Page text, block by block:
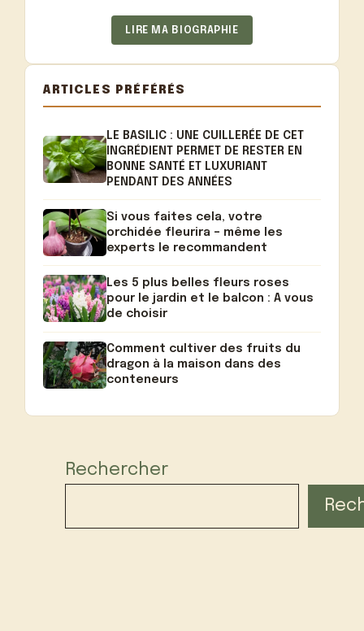
LIRE MA BIOGRAPHIE
ARTICLES PRÉFÉRÉS
LE BASILIC : UNE CUILLERÉE DE CET
INGRÉDIENT PERMET DE RESTER EN
BONNE SANTÉ ET LUXURIANT
PENDANT DES ANNÉES
Si vous faites cela, votre
orchidée fleurira – même les
experts le recommandent
Les 5 plus belles fleurs roses
pour le jardin et le balcon : A vous
de choisir
Comment cultiver des fruits du
dragon à la maison dans des
conteneurs
Rechercher